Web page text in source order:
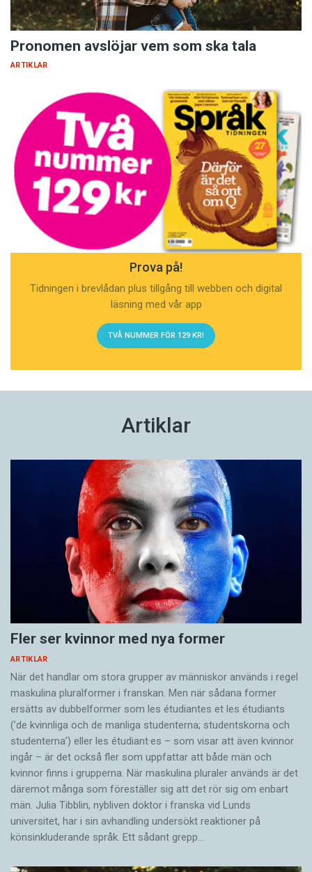
Pronomen avslöjar vem som ska tala
ARTIKLAR
Prova på!
Tidningen i brevlådan plus tillgång till webben och digital
läsning med vår app
TVÅ NUMMER FÖR 129 KR!
Artiklar
Fler ser kvinnor med nya former
ARTIKLAR
När det handlar om stora grupper av människor används i regel
maskulina pluralformer i franskan. Men när sådana ­former
ersätts av dubbel­former som les étudiantes et les étudiants
(’de kvinnliga och de manliga studenterna; studentskorna och
studenterna’) eller les étudiant·es – som visar att även kvinnor
ingår – är det också fler som uppfattar att både män och
kvinnor finns i grupperna. När maskulina pluraler används är det
där­emot många som föreställer sig att det rör sig om enbart
män. Julia Tibblin, nybliven doktor i franska vid Lunds
universitet, har i sin avhandling undersökt reaktioner på
könsinkluderande språk. Ett sådant grepp…